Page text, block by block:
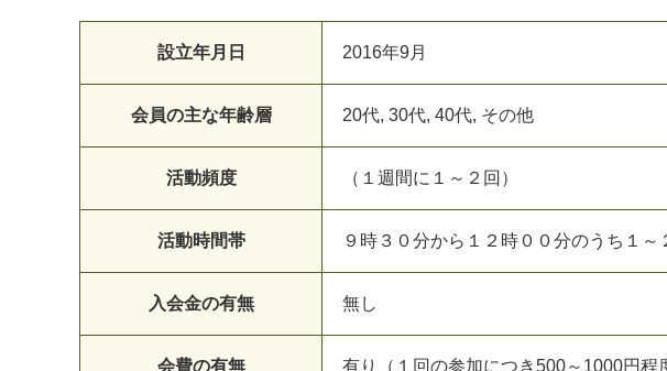
設立年月日 2016年9月
会員の主な年齢層 20代, 30代, 40代, その他
活動頻度 （１週間に１～２回）
活動時間帯 ９時３０分から１２時００分のうち１～
入会金の有無 無し
会費の有無 有り（１回の参加につき500～1000円程